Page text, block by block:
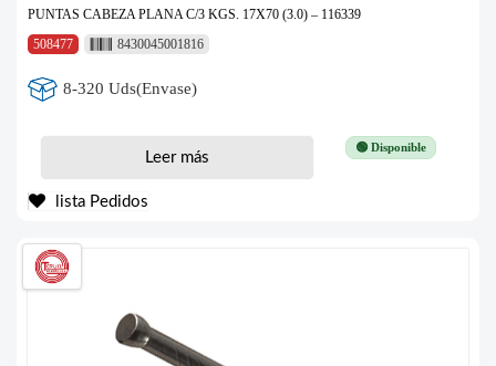
PUNTAS CABEZA PLANA C/3 KGS. 17X70 (3.0) – 116339
508477
8430045001816
8-320 Uds(Envase)
🟢 Disponible
Leer más
lista Pedidos